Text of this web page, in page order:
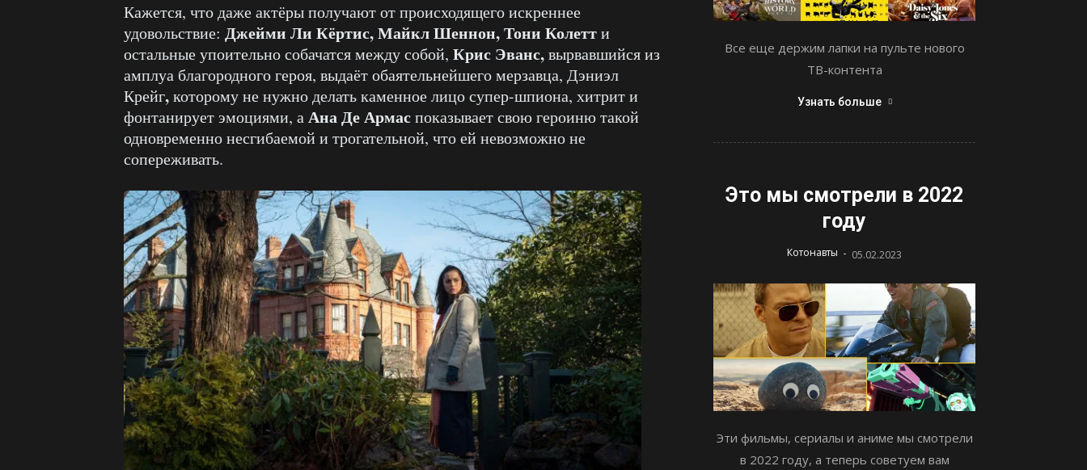
Кажется, что даже актёры получают от происходящего искреннее
удовольствие: Джейми Ли Кёртис, Майкл Шеннон, Тони Колетти
остальные упоительно собачатся между собой, Крис Эванс,вырвавшийся из
амплуа благородного героя, выдаёт обаятельнейшего мерзавца, Дэниэл
Крейг,которому не нужно делать каменное лицо супер-шпиона, хитрит и
фонтанирует эмоциями, аАна Де Армаспоказывает свою героиню такой
одновременно несгибаемой и трогательной, что ей невозможно не
сопереживать.
Все еще держим лапки на пульте нового
ТВ-контента
Узнать больше
Это мы смотрели в 2022
году
Котонавты - 05.02.2023
Эти фильмы, сериалы и аниме мы смотрели
в 2022 году, а теперь советуем вам